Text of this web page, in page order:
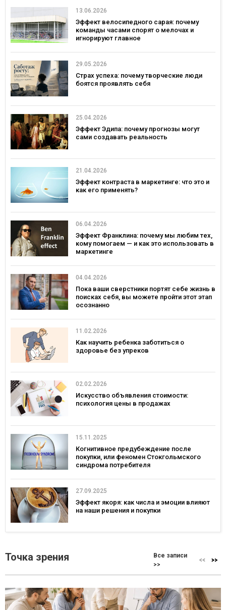
13.06.2026
Эффект велосипедного сарая: почему
команды часами спорят о мелочах и
игнорируют главное
29.05.2026
Страх успеха: почему творческие люди
боятся проявлять себя
25.04.2026
Эффект Эдипа: почему прогнозы могут
сами создавать реальность
21.04.2026
Эффект контраста в маркетинге: что это и
как его применять?
06.04.2026
Эффект Франклина: почему мы любим тех,
кому помогаем — и как это использовать в
маркетинге
04.04.2026
Пока ваши сверстники портят себе жизнь в
поисках себя, вы можете пройти этот этап
осознанно
11.02.2026
Как научить ребенка заботиться о
здоровье без упреков
02.02.2026
Искусство объявления стоимости:
психология цены в продажах
15.11.2025
Когнитивное предубеждение после
покупки, или феномен Стокгольмского
синдрома потребителя
27.09.2025
Эффект якоря: как числа и эмоции влияют
на наши решения и покупки
Точка зрения
Все записи
>>